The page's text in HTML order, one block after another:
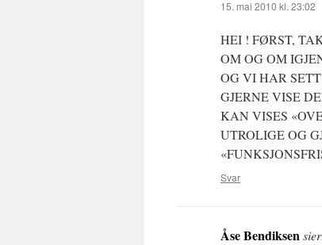
15. mai 2010 kl. 23:02
HEI ! FØRST,
OM OG OM
OG VI HAR
GJERNE VISE
KAN VISES
UTROLIGE OG
Svar
Åse Bendiksen